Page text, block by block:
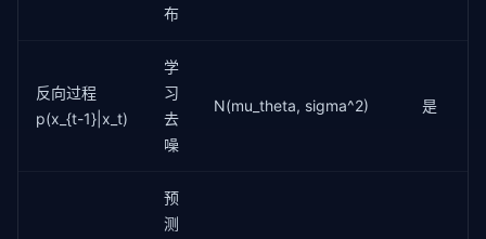
# 随机采样时间步
            x_t, noise = scheduler.add_noise(x0, t)
# 预测噪声
            predicted_noise = model(x_t, t)
# MSE 损失
            loss.backward()
            optimizer.step()
布
反向过程
p(x_{t-1}|x_t)
学
习
去
噪
N(mu_theta, sigma^2) 是
预
测